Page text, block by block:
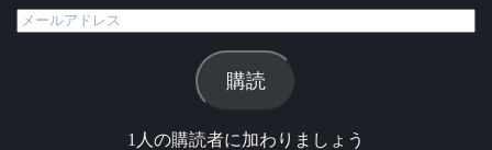
メ
購読
1人の購読者に加わりましょう